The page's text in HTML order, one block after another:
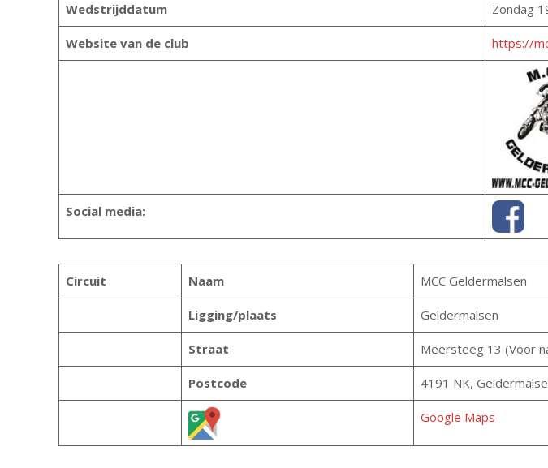
Wedstrijddatum Zondag
Website van de club https://
Social media:
Circuit Naam MCC Geldermalsen
Ligging/plaats Geldermalsen
Straat Meersteeg 13 (Voor
Postcode 4191 NK,
Google Maps